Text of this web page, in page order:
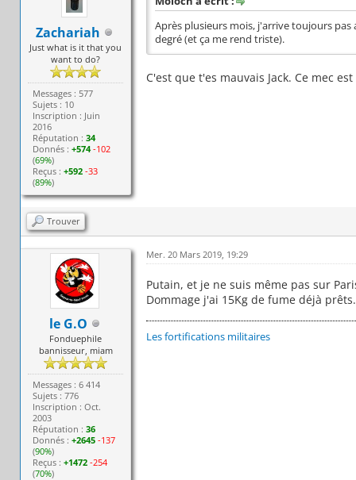
Zachariah
Just what is it that you
want to do?
Messages : 577
Sujets : 10
Inscription : Juin
2016
Réputation :34
Donnés :+574 -102
(69%)
Reçus :+592 -33
(89%)
Après plusieurs mois, j'arrive toujours
degré (et ça me rend triste).
C'est que t'es mauvais Jack. Ce mec
Trouver
le G.O
Fonduephile
bannisseur, miam
Messages : 6 414
Sujets : 776
Inscription : Oct.
2003
Réputation :36
Donnés :+2645 -137
(90%)
Reçus :+1472 -254
(70%)
Mer. 20 Mars 2019, 19:29
Putain, et je ne suis même pas sur
Dommage j'ai 15Kg de fume déjà
Les fortifications militaires